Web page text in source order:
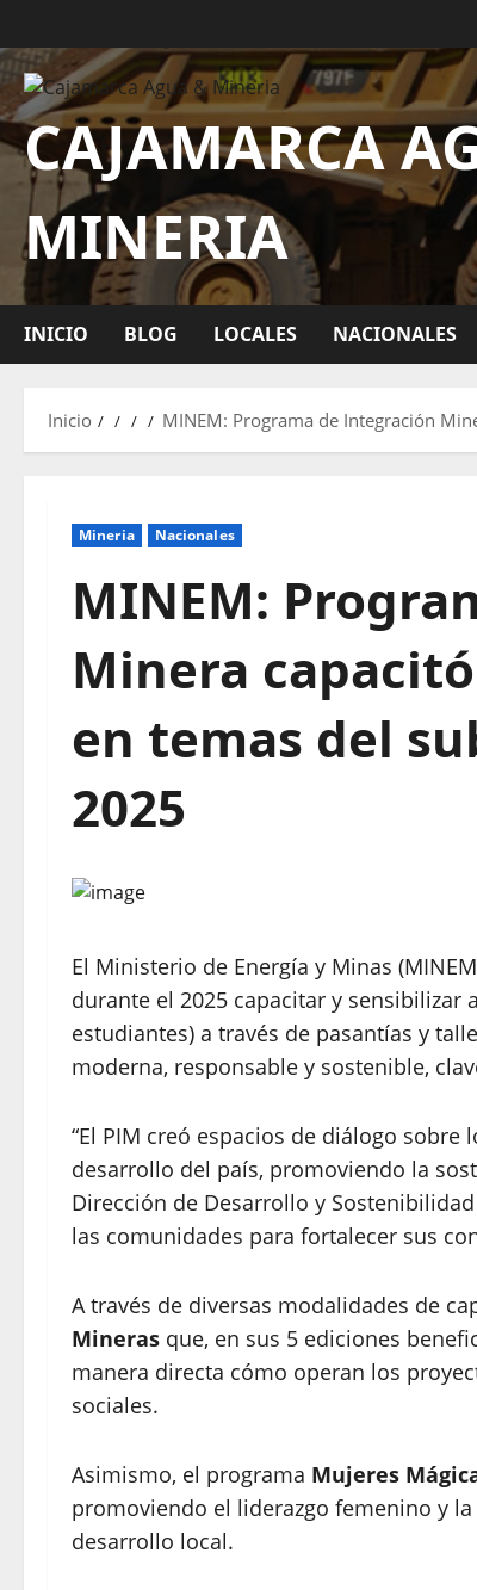
CAJAMARCA
MINERIA
INICIO BLOG LOCALES NACIONALES
Inicio MINEM: Programa de Integración
Mineria Nacionales
MINEM:
Minera
en temas del
2025
El Ministerio de Energía y Minas
durante el 2025 capacitar y sensibilizar
estudiantes) a través de pasantías y
moderna, responsable y sostenible,
“El PIM creó espacios de diálogo
desarrollo del país, promoviendo la
Dirección de Desarrollo y
las comunidades para fortalecer sus
A través de diversas modalidades de
Mineras que, en sus 5 ediciones
manera directa cómo operan los
sociales.
Asimismo, el programa Mujeres
promoviendo el liderazgo femenino y
desarrollo local.